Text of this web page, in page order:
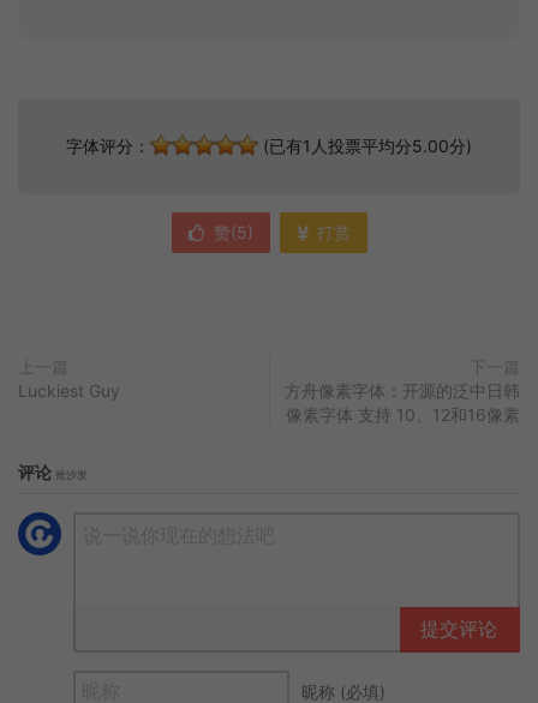
字体评分： (已有1人投票平均分5.00分)
赞(5) 打赏
上一篇
Luckiest Guy
下一篇
方舟像素字体：开源的泛中日韩
像素字体 支持 10、12和16像素
评论 抢沙发
提交评论
昵称 (必填)